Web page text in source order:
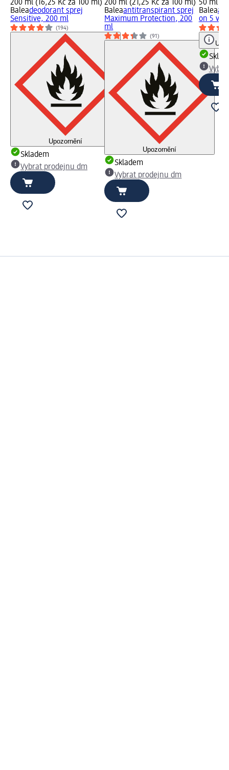
200 ml (16,25 Kč za 100 ml)
Baleadeodorant sprej
Sensitive, 200 ml
(194)
Upozornění
Skladem
Vybrat prodejnu dm
200 ml (21,25 Kč za 100 ml)
Baleaantitranspirant sprej
Maximum Protection, 200
ml
(91)
Upozornění
Skladem
Vybrat prodejnu dm
50 ml
Balea
on 5 v 1